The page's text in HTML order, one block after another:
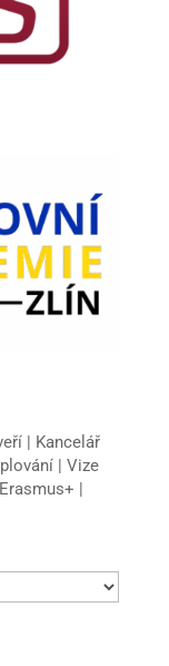
|
Kancelář
Vize
Erasmus+